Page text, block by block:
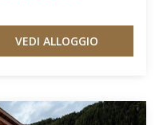
VEDI ALLOGGIO